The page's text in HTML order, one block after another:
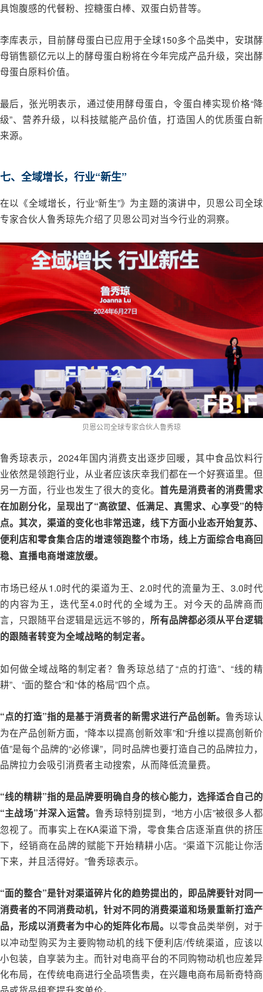
具饱腹感的代餐粉、控糖蛋白棒、双蛋白奶昔等。
李库表示，目前酵母蛋白已应用于全球150多个品类中，安琪酵
母销售额亿元以上的酵母蛋白粉将在今年完成产品升级，突出酵
母蛋白原料价值。
最后，张光明表示，通过使用酵母蛋白，令蛋白棒实现价格“降
级”、营养升级，以科技赋能产品价值，打造国人的优质蛋白新
来源。
七、全域增长，行业“新生”
在以《全域增长，行业“新生”》为主题的演讲中，贝恩公司全球
专家合伙人鲁秀琼先介绍了贝恩公司对当今行业的洞察。
贝恩公司全球专家合伙人鲁秀琼
鲁秀琼表示，2024年国内消费支出逐步回暖，其中食品饮料行
业依然是领跑行业，从业者应该庆幸我们都在一个好赛道里。但
另一方面，行业也发生了很大的变化。 首先是消费者的消费需求
在加剧分化，呈现出了“高欲望、低满足、真需求、心享受”的特
点。其次，渠道的变化也非常迅速，线下方面小业态开始复苏、
便利店和零食集合店的增速领跑整个市场，线上方面综合电商回
稳、直播电商增速放缓。
市场已经从1.0时代的渠道为王、2.0时代的流量为王、3.0时代
的内容为王，迭代至4.0时代的全域为王。对今天的品牌商而
言，只跟随平台逻辑是远远不够的， 所有品牌都必须从平台逻辑
的跟随者转变为全域战略的制定者。
如何做全域战略的制定者？鲁秀琼总结了“点的打造”、“线的精
耕”、“面的整合”和“体的格局”四个点。
“点的打造”指的是基于消费者的新需求进行产品创新。 鲁秀琼认
为在产品创新方面，“降本以提高创新效率”和“升维以提高创新价
值”是每个品牌的“必修课”，同时品牌也要打造自己的品牌拉力，
品牌拉力会吸引消费者主动搜索，从而降低流量费。
“线的精耕”指的是品牌要明确自身的核心能力，选择适合自己的
“主战场”并深入运营。鲁秀琼特别提到，“地方小店”被很多人都
忽视了。而事实上在KA渠道下滑，零食集合店逐渐直供的挤压
下，经销商在品牌的赋能下开始精耕小店。“渠道下沉能让你活
下来，并且活得好。”鲁秀琼表示。
“面的整合”是针对渠道碎片化的趋势提出的，即品牌要针对同一
消费者的不同消费动机，针对不同的消费渠道和场景重新打造产
品，形成以消费者为中心的矩阵化布局。 以零食品类举例，对于
以冲动型购买为主要购物动机的线下便利店/传统渠道，应该以
小包装，自享装为主。而针对电商平台的不同购物动机也应差异
化布局，在传统电商进行全品项售卖，在兴趣电商布局新奇特商